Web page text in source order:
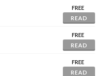
FREE
READ
FREE
READ
FREE
READ